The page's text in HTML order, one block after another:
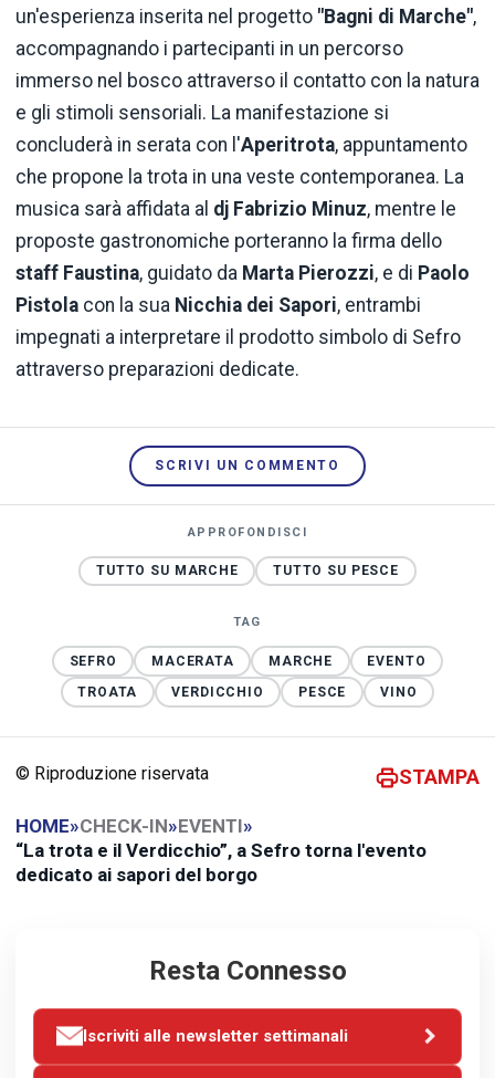
un'esperienza inserita nel progetto "Bagni di Marche",
accompagnando i partecipanti in un percorso
immerso nel bosco attraverso il contatto con la natura
e gli stimoli sensoriali. La manifestazione si
concluderà in serata con l'Aperitrota, appuntamento
che propone la trota in una veste contemporanea. La
musica sarà affidata al dj Fabrizio Minuz, mentre le
proposte gastronomiche porteranno la firma dello
staff Faustina, guidato da Marta Pierozzi, e di Paolo
Pistola con la sua Nicchia dei Sapori, entrambi
impegnati a interpretare il prodotto simbolo di Sefro
attraverso preparazioni dedicate.
SCRIVI UN COMMENTO
APPROFONDISCI
TUTTO SU MARCHE TUTTO SU PESCE
TAG
SEFRO MACERATA MARCHE
EVENTO
TROATA
VERDICCHIO PESCE VINO
© Riproduzione riservata STAMPA
HOME»CHECK-IN»EVENTI»
“La trota e il Verdicchio”, a Sefro torna l'evento
dedicato ai sapori del borgo
Resta Connesso
Iscriviti alle newsletter settimanali